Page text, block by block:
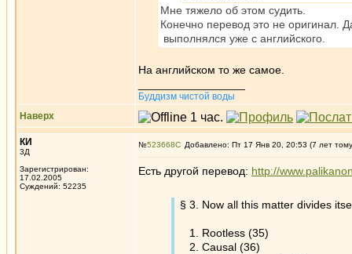
Мне тяжело об этом судить.
Конечно перевод это не оригинал.
выполнялся уже с английского.
На английском то же самое.
Буддизм чистой воды
Наверх
КИ
3Д
Зарегистрирован:
17.02.2005
Суждений: 52235
№523668 Добавлено: Пт 17 Янв 20, 20:53 (7 лет
Есть другой перевод: http://
§ 3. Now all this matter divides
1. Rootless (35)
2. Causal (36)